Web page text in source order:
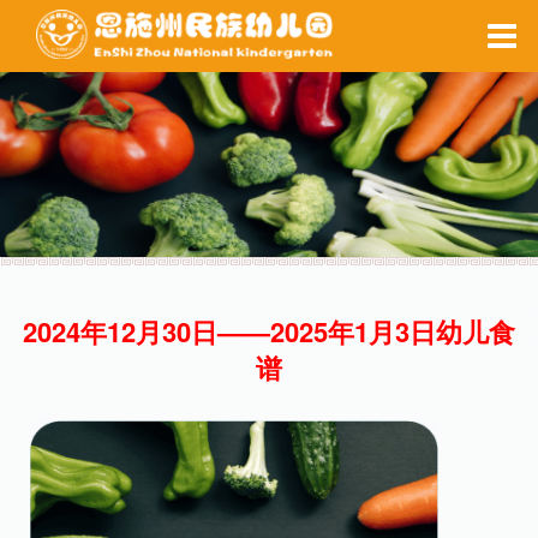
家园互动
备课系统
每周食谱
健康之窗
当前位置 ：网站首页 > 后勤保障 > 每周食谱
每周食谱
2024年12月30日——2025年1月3日幼儿食
谱